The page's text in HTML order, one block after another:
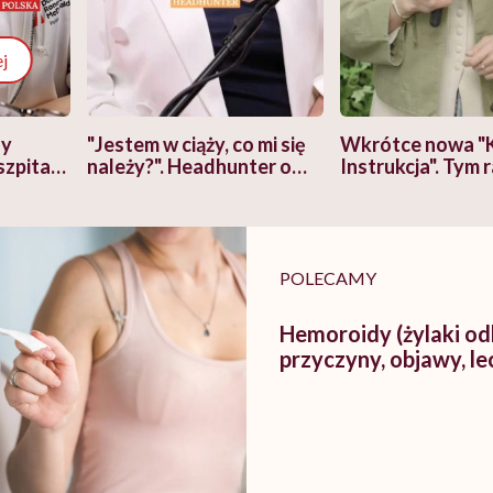
"Jestem w ciąży, co mi się
należy?". Headhunter o
pracy
Wkrótce nowa
Instrukcja". Tym
POLECAMY
Hemoroidy (żylaki
przyczyny, objawy,